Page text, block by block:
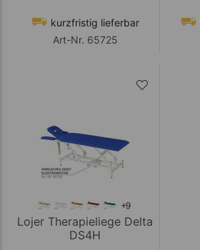
kurzfristig lieferbar
Art-Nr. 65725
Lojer Therapieliege Delta
DS4H